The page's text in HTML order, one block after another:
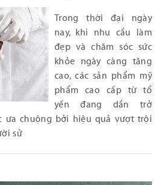
Trong thời đại ngày
nay, khi nhu cầu làm
đẹp và chăm sóc sức
khỏe ngày càng tăng
cao, các sản phẩm mỹ
phẩm cao cấp từ tổ
yến đang dần trở
ưa chuộng bởi hiệu quả vượt trội
sử